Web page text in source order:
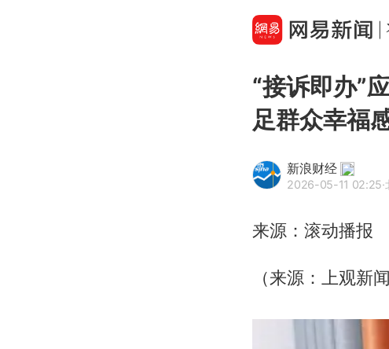
“接诉即办”
足群众幸福
新浪财经
2026-05-11 02:25
来源：滚动播报
（来源：上观新闻